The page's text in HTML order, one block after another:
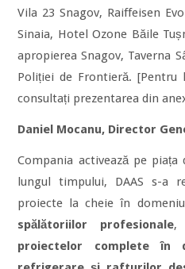
Vila 23 Snagov, Raiffeisen
Sinaia, Hotel Ozone Băile
apropierea Snagov, Taverna
Poliției de Frontieră.
consultați prezentarea din
Daniel Mocanu, Director
Compania activează pe piața
lungul timpului, DAAS s-a
proiecte la cheie în
spălătoriilor profesionale,
proiectelor complete în